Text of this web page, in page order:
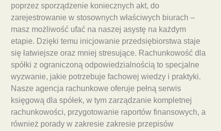
poprzez sporządzenie koniecznych akt, do
zarejestrowanie w stosownych właściwych biurach –
masz możliwość ufać na naszej asystę na każdym
etapie. Dzięki temu inicjowanie przedsiębiorstwa staje
się łatwiejsze oraz mniej stresujące. Rachunkowość dla
spółki z ograniczoną odpowiedzialnością to specjalne
wyzwanie, jakie potrzebuje fachowej wiedzy i praktyki.
Nasze agencja rachunkowe oferuje pełną serwis
księgową dla spółek, w tym zarządzanie kompletnej
rachunkowości, przygotowanie raportów finansowych, a
również porady w zakresie zakresie przepisów